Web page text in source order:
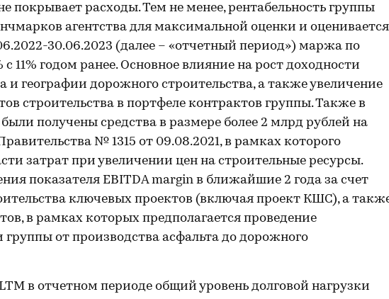
покрывает расходы. Тем не менее, рентабельность группы
агентства для максимальной оценки и оценивается
30.06.2023 (далее – «отчетный период») маржа по
с 11% годом ранее. Основное влияние на рост доходности
и географии дорожного строительства, а также увеличение
строительства в портфеле контрактов группы. Также в
получены средства в размере более 2 млрд рублей на
№ 1315 от 09.08.2021, в рамках которого
затрат при увеличении цен на строительные ресурсы.
показателя EBITDA margin в ближайшие 2 года за счет
ключевых проектов (включая проект КШС), а
в рамках которых предполагается проведение
от производства асфальта до дорожного
в отчетном периоде общий уровень долговой нагрузки